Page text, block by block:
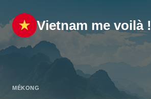
contenu
Vietnam me voilà !
MÉKONG